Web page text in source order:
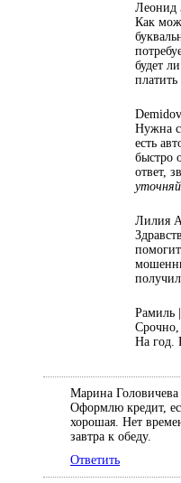
Леонид
Как
будет
Нужна
есть
быстро
ответ,
Лилия
Рамиль |
Срочно,
На год.
Марина Головичева |
Оформлю кредит,
хорошая. Нет
завтра к обеду.
Ответить